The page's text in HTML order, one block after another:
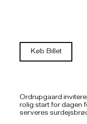
Køb Billet
Ordrupgaard
rolig start for dagen
serveres